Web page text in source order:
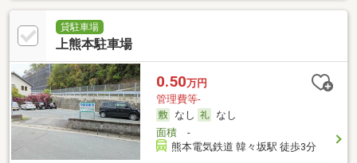
貸駐車場
上熊本駐車場
0.50万円
管理費等-
なし
なし
面積-
熊本電気鉄道 韓々坂駅 徒歩3分